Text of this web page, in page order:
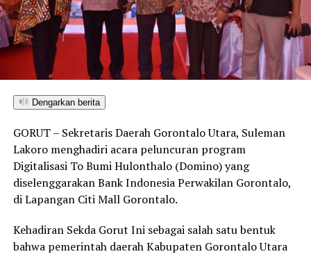
Dengarkan berita
GORUT – Sekretaris Daerah Gorontalo Utara, Suleman
Lakoro menghadiri acara peluncuran program
Digitalisasi To Bumi Hulonthalo (Domino) yang
diselenggarakan Bank Indonesia Perwakilan Gorontalo,
di Lapangan Citi Mall Gorontalo.
Kehadiran Sekda Gorut Ini sebagai salah satu bentuk
bahwa pemerintah daerah Kabupaten Gorontalo Utara